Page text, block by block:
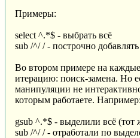
Примеры:
select ^.*$ - выбрать всё
sub /^/ / - построчно
Во втором примере на
итерацию: поиск-замена. Но
манипуляции не
которым работаете. Например:
gsub ^.*$ - выделили всё (тот
sub /^/ / - отработали по